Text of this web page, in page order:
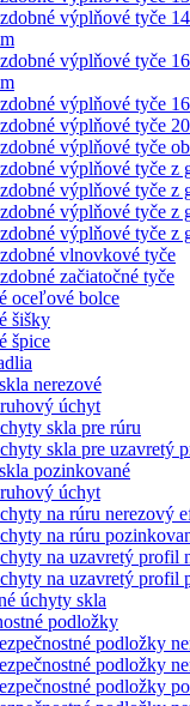
výplňové tyče
výplňové tyče
výplňové tyče
výplňové tyče
výplňové tyče
výplňové tyče z
výplňové tyče z
výplňové tyče z
výplňové tyče z
vlnovkové tyče
začiatočné tyče
oceľové bolce
šišky
špice
nerezové
úchyt
skla pre rúru
skla pre uzavretý
pozinkované
úchyt
na rúru nerezový
na rúru
na uzavretý profil
na uzavretý profil
úchyty skla
podložky
podložky
podložky
podložky